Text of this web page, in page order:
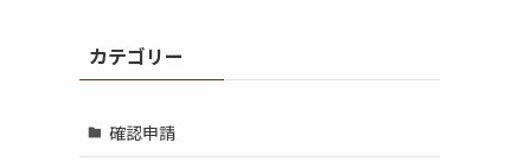
カテゴリー
確認申請